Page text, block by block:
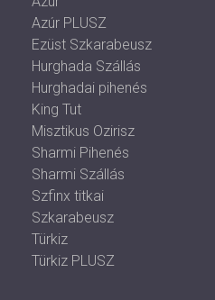
Azúr PLUSZ
Ezüst Szkarabeusz
Hurghada Szállás
Hurghadai pihenés
King Tut
Misztikus Ozirisz
Sharmi Pihenés
Sharmi Szállás
Szfinx titkai
Szkarabeusz
Türkiz
Türkiz PLUSZ